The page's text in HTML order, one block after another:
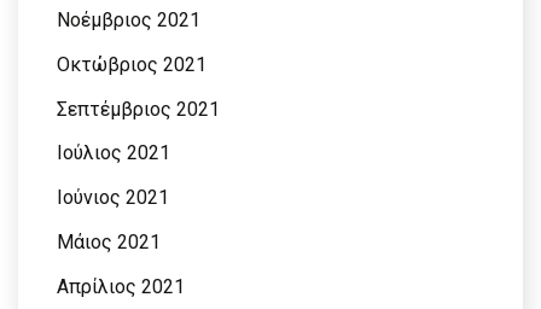
Νοέμβριος 2021
Οκτώβριος 2021
Σεπτέμβριος 2021
Ιούλιος 2021
Ιούνιος 2021
Μάιος 2021
Απρίλιος 2021